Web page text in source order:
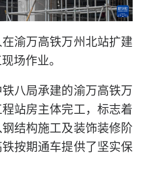
渝万高铁万州北站扩建
场作业。
八局承建的渝万高铁万
站房主体完工，标志着
结构施工及装饰装修阶
按期通车提供了坚实保